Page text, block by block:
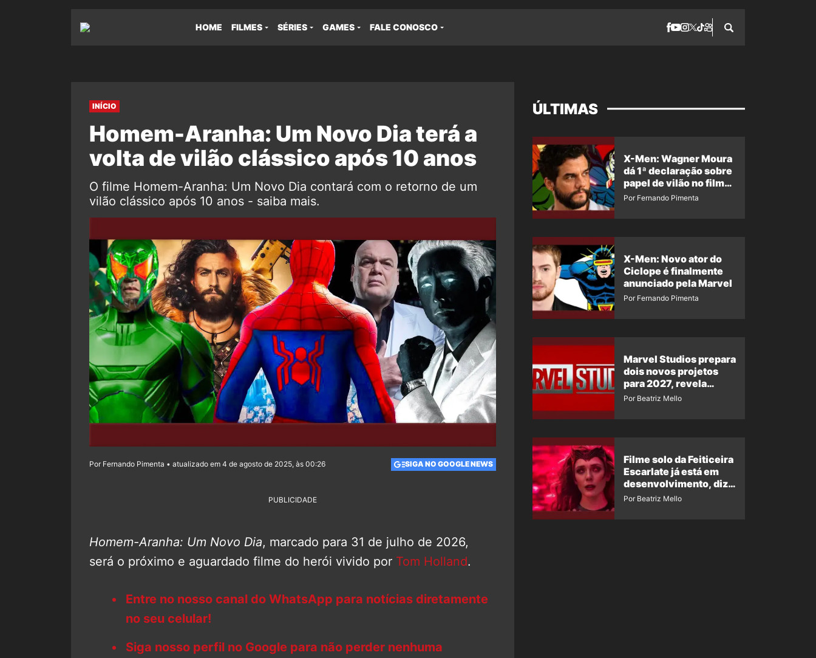
HOME FILMES SÉRIES GAMES FALE CONOSCO
INÍCIO
Homem-Aranha: Um Novo Dia terá a
volta de vilão clássico após 10 anos
O filme Homem-Aranha: Um Novo Dia contará com o retorno de um
vilão clássico após 10 anos - saiba mais.
Por Fernando Pimenta • atualizado em 4 de agosto de 2025, às 00:26 SIGA NO GOOGLE NEWS
PUBLICIDADE
Homem-Aranha: Um Novo Dia, marcado para 31 de julho de 2026,
será o próximo e aguardado filme do herói vivido por Tom Holland.
Entre no nosso canal do WhatsApp para notícias diretamente
no seu celular!
Siga nosso perfil no Google para não perder nenhuma
ÚLTIMAS
X-Men: Wagner Moura
dá 1ª declaração sobre
papel de vilão no filme
da Marvel
Por Fernando Pimenta
X-Men: Novo ator do
Ciclope é finalmente
anunciado pela Marvel
Por Fernando Pimenta
Marvel Studios prepara
dois novos projetos
para 2027, revela
insider
Por Beatriz Mello
Filme solo da Feiticeira
Escarlate já está em
desenvolvimento, diz
insider
Por Beatriz Mello